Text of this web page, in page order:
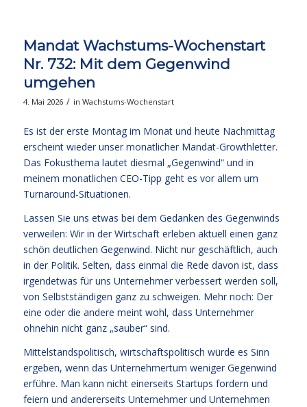
Mandat Wachstums-Wochenstart
Nr. 732: Mit dem Gegenwind
umgehen
4. Mai 2026 / in Wachstums-Wochenstart
Es ist der erste Montag im Monat und heute Nachmittag
erscheint wieder unser monatlicher Mandat-Growthletter.
Das Fokusthema lautet diesmal „Gegenwind“ und in
meinem monatlichen CEO-Tipp geht es vor allem um
Turnaround-Situationen.
Lassen Sie uns etwas bei dem Gedanken des Gegenwinds
verweilen: Wir in der Wirtschaft erleben aktuell einen ganz
schön deutlichen Gegenwind. Nicht nur geschäftlich, auch
in der Politik. Selten, dass einmal die Rede davon ist, dass
irgendetwas für uns Unternehmer verbessert werden soll,
von Selbstständigen ganz zu schweigen. Mehr noch: Der
eine oder die andere meint wohl, dass Unternehmer
ohnehin nicht ganz „sauber“ sind.
Mittelstandspolitisch, wirtschaftspolitisch würde es Sinn
ergeben, wenn das Unternehmertum weniger Gegenwind
erführe. Man kann nicht einerseits Startups fordern und
feiern und andererseits Unternehmer und Unternehmen